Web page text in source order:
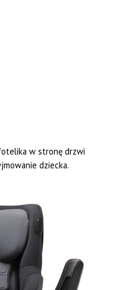
w stronę drzwi
dziecka.